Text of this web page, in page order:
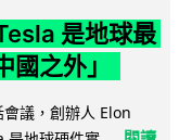
是地球最
之外」
議，創辦人 Elon